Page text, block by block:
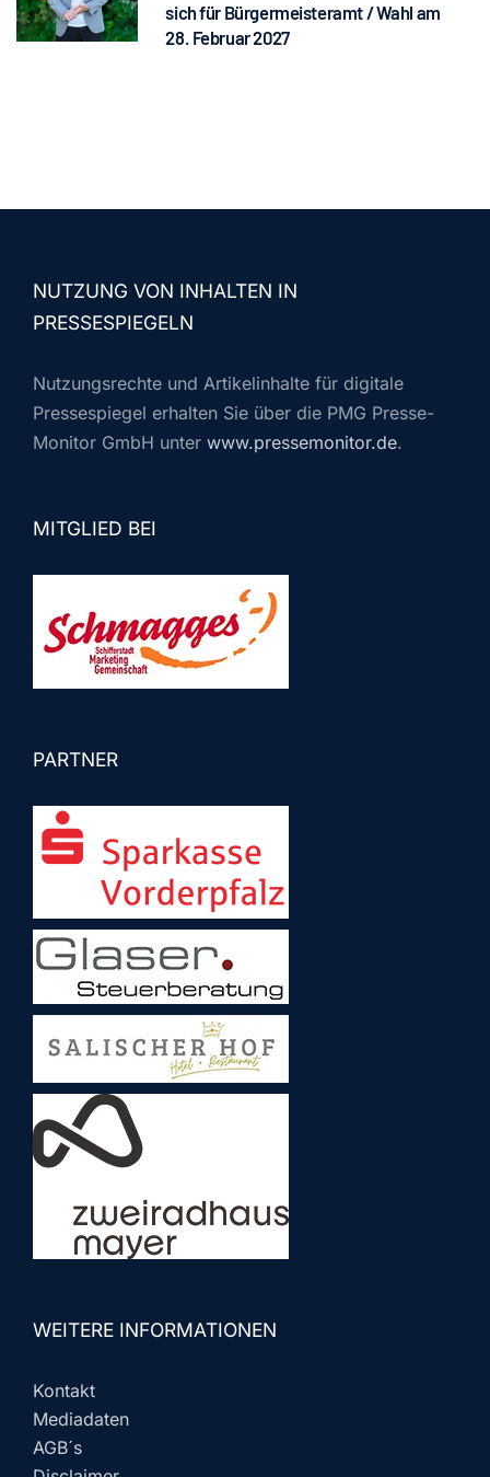
sich für Bürgermeisteramt / Wahl am
28. Februar 2027
NUTZUNG VON INHALTEN IN
PRESSESPIEGELN
Nutzungsrechte und Artikelinhalte für digitale
Pressespiegel erhalten Sie über die PMG Presse-
Monitor GmbH unter www.pressemonitor.de.
MITGLIED BEI
PARTNER
WEITERE INFORMATIONEN
Kontakt
Mediadaten
AGB´s